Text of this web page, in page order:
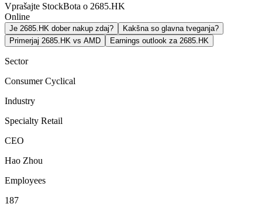
Vprašajte StockBota o 2685.HK
Online
Je 2685.HK dober nakup zdaj?
Kakšna so glavna tveganja?
Primerjaj 2685.HK vs AMD
Earnings outlook za 2685.HK
Sector
Consumer Cyclical
Industry
Specialty Retail
CEO
Hao Zhou
Employees
187